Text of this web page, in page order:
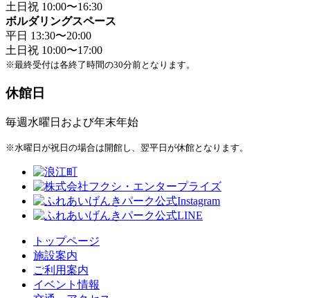
土日祝 10:00〜16:30
ボルダリングスペース
平日 13:30〜20:00
土日祝 10:00〜17:00
※最終受付は各終了時間の30分前となります。
休館日
毎週水曜日および年末年始
※水曜日が祝日の場合は開館し、翌平日が休館となります。
トップページ
施設案内
ご利用案内
イベント情報